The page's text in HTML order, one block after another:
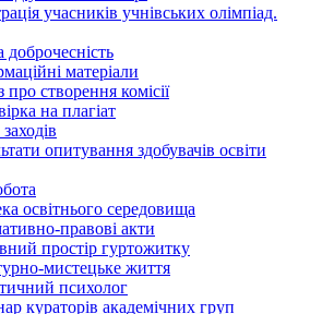
учасників учнівських олімпіад.
доброчесність
матеріали
про створення комісії
на плагіат
опитування здобувачів освіти
освітнього середовища
правові акти
простір гуртожитку
мистецьке життя
психолог
кураторів академічних груп